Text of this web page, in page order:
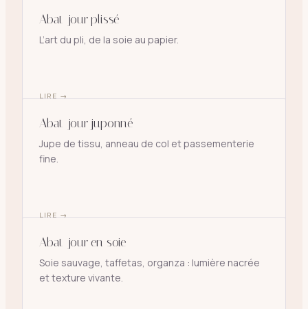
Abat-jour plissé
L’art du pli, de la soie au papier.
LIRE →
Abat-jour juponné
Jupe de tissu, anneau de col et passementerie
fine.
LIRE →
Abat-jour en soie
Soie sauvage, taffetas, organza : lumière nacrée
et texture vivante.